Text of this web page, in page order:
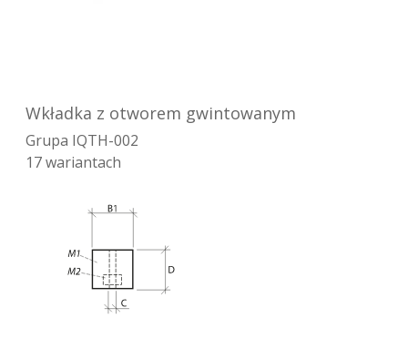
Wkładka z otworem gwintowanym
Grupa IQTH-002
17wariantach